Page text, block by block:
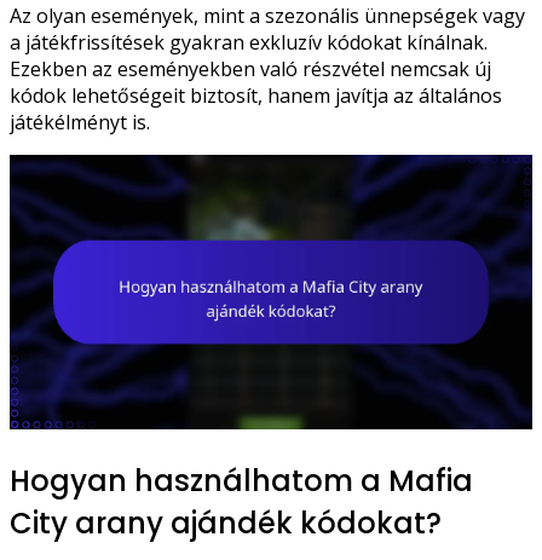
Az olyan események, mint a szezonális ünnepségek vagy
a játékfrissítések gyakran exkluzív kódokat kínálnak.
Ezekben az eseményekben való részvétel nemcsak új
kódok lehetőségeit biztosít, hanem javítja az általános
játékélményt is.
Hogyan használhatom a Mafia
City arany ajándék kódokat?